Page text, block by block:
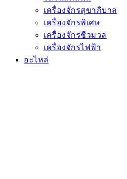
เครื่องจักรสุขาภิบาล
เครื่องจักรพิเศษ
เครื่องจักรชีวมวล
เครื่องจักรไฟฟ้า
อะไหล่